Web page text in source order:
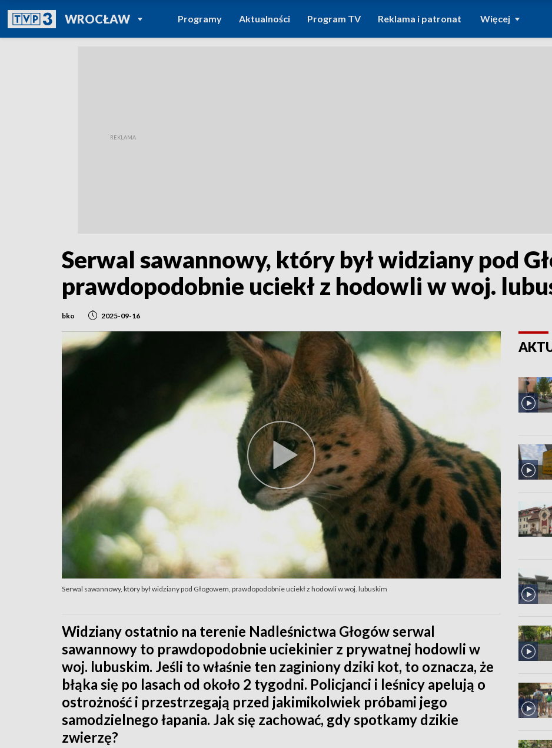
WROCŁAWPOWRÓT DO
TVP REGIONY
Programy Aktualności Program TV Reklama i patronat Więcej
Serwal sawannowy, który był widziany pod
prawdopodobnie uciekł z hodowli w woj.
bko 2025-09-16
Serwal sawannowy, który był widziany pod Głogowem, prawdopodobnie uciekł z hodowli w woj. lubuskim
Widziany ostatnio na terenie Nadleśnictwa Głogów serwal
sawannowy to prawdopodobnie uciekinier z prywatnej hodowli w
woj. lubuskim. Jeśli to właśnie ten zaginiony dziki kot, to oznacza, że
błąka się po lasach od około 2 tygodni. Policjanci i leśnicy apelują o
ostrożność i przestrzegają przed jakimikolwiek próbami jego
samodzielnego łapania. Jak się zachować, gdy spotkamy dzikie
zwierzę?